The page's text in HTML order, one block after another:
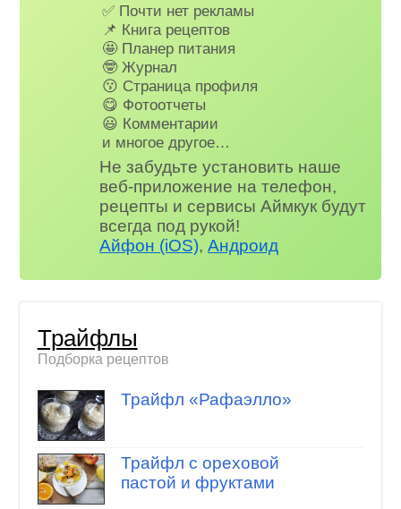
✅ Почти нет рекламы
📌 Книга рецептов
🤩 Планер питания
🤓 Журнал
😗 Страница профиля
😋 Фотоотчеты
😃 Комментарии
и многое другое…
Не забудьте установить наше
веб-приложение на телефон,
рецепты и сервисы Аймкук будут
всегда под рукой!
Айфон (iOS),Андроид
Трайфлы
Подборка рецептов
Трайфл «Рафаэлло»
Трайфл с ореховой
пастой и фруктами